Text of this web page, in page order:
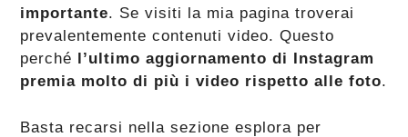
importante. Se visiti la mia pagina troverai
prevalentemente contenuti video. Questo
perché l’ultimo aggiornamento di Instagram
premia molto di più i video rispetto alle foto.
Basta recarsi nella sezione esplora per